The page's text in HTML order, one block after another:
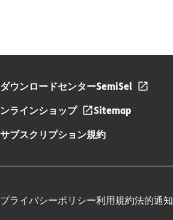
ダウンロードセンターSemiSel
ンラインショップ
Sitemap
サブスクリプション規約
プライバシーポリシー利用規約法的通知